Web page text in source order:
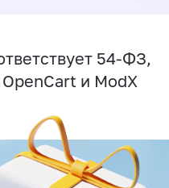
54-ФЗ,
и ModX